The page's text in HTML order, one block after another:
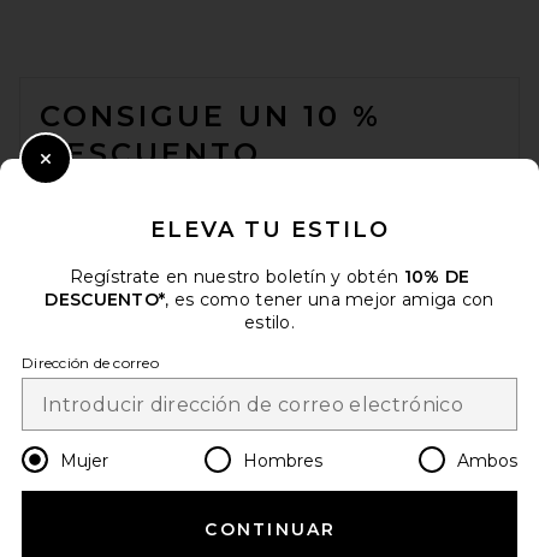
CONSIGUE UN 10 %
DESCUENTO
electrónico. Puede retirarse en cualquier momento.
Email Address
Change Country Regions
es EUR
¡AYÚDANOS A MEJORAR!
ELEVA TU ESTILO
Regístrate en nuestro boletín y obtén 10% DE
DESCUENTO*, es como tener una mejor amiga con
estilo.
Dirección de correo
Mujer Hombres Ambos
CONTINUAR
Close Modal